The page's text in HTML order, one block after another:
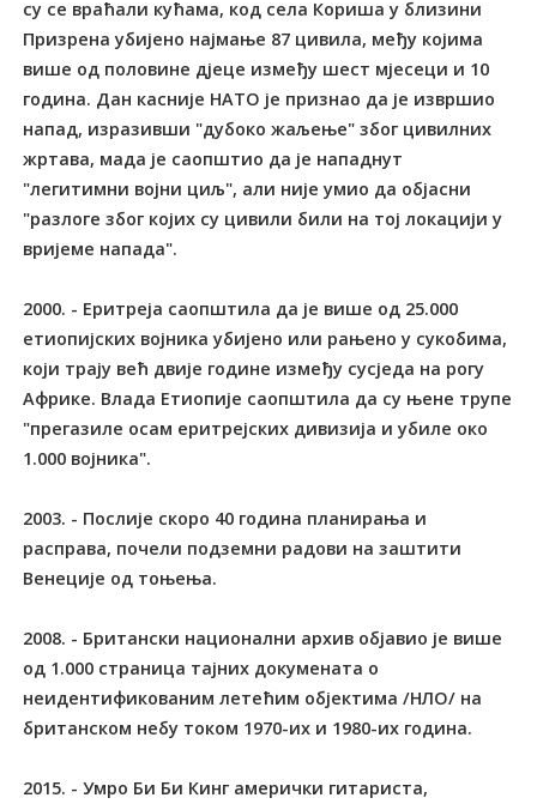
су се враћали кућама, код села Кориша у близини
Призрена убијено најмање 87 цивила, међу којима
више од половине дјеце између шест мјесеци и 10
година. Дан касније НАТО је признао да је извршио
напад, изразивши "дубоко жаљење" због цивилних
жртава, мада је саопштио да је нападнут
"легитимни војни циљ", али није умио да објасни
"разлоге због којих су цивили били на тој локацији у
вријеме напада".
2000. - Еритреја саопштила да је више од 25.000
етиопијских војника убијено или рањено у сукобима,
који трају већ двије године између сусједа на рогу
Африке. Влада Етиопије саопштила да су њене трупе
"прегазиле осам еритрејских дивизија и убиле око
1.000 војника".
2003. - Послије скоро 40 година планирања и
расправа, почели подземни радови на заштити
Венеције од тоњења.
2008. - Британски национални архив објавио је више
од 1.000 страница тајних докумената о
неидентификованим летећим објектима /НЛО/ на
британском небу током 1970-их и 1980-их година.
2015. - Умро Би Би Кинг амерички гитариста,